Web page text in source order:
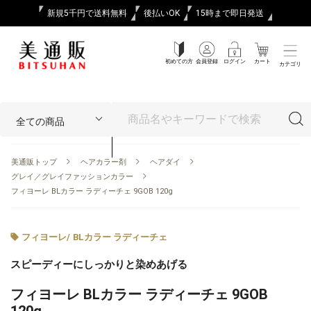
新規5千円で送料無料 後払いOK 15時まで即日発送
初めての方 会員登録 ログイン カート カテゴリ
美通販トップ ヘアカラー剤
ヘアダイ
グレイ／グレイファッションカラー
フィヨーレ BLカラー ラディーチェ 9GOB 120g
フィヨーレ/ BLカラー ラディーチェ
スピーディーにしっかりと染めあげる
フィヨーレ BLカラー ラディーチェ 9GOB